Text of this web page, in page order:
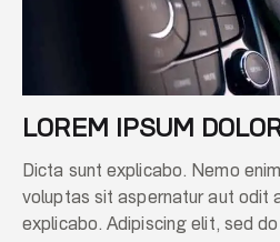
LOREM IPSUM
Dicta sunt explicabo. Nemo
voluptas sit aspernatur aut odit
explicabo. Adipiscing elit, sed